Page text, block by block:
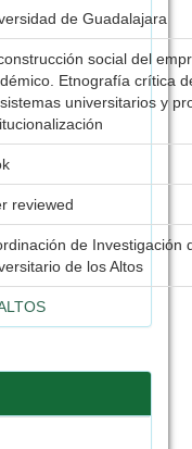
de Guadalajara
social del
Etnografía crítica
universitarios y
reviewed
de Investigación
de los Altos